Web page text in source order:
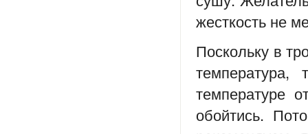
жесткость не
Поскольку в
температура,
температуре
обойтись.